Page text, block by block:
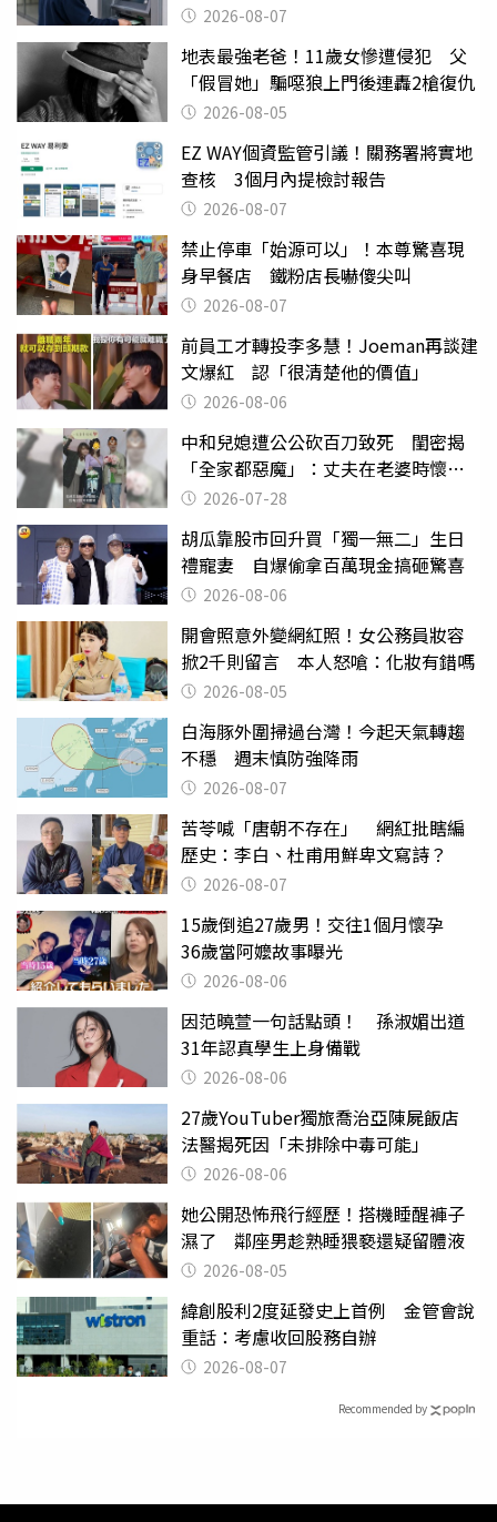
2026-08-07
地表最強老爸！11歲女慘遭侵犯 父
「假冒她」騙噁狼上門後連轟2槍復仇
2026-08-05
EZ WAY個資監管引議！關務署將實地
查核 3個月內提檢討報告
2026-08-07
禁止停車「始源可以」！本尊驚喜現
身早餐店 鐵粉店長嚇傻尖叫
2026-08-07
前員工才轉投李多慧！Joeman再談建
文爆紅 認「很清楚他的價值」
2026-08-06
中和兒媳遭公公砍百刀致死 閨密揭
「全家都惡魔」：丈夫在老婆時懷孕
摔東西
2026-07-28
胡瓜靠股市回升買「獨一無二」生日
禮寵妻 自爆偷拿百萬現金搞砸驚喜
2026-08-06
開會照意外變網紅照！女公務員妝容
掀2千則留言 本人怒嗆：化妝有錯嗎
2026-08-05
白海豚外圍掃過台灣！今起天氣轉趨
不穩 週末慎防強降雨
2026-08-07
苦苓喊「唐朝不存在」 網紅批瞎編
歷史：李白、杜甫用鮮卑文寫詩？
2026-08-07
15歲倒追27歲男！交往1個月懷孕
36歲當阿嬤故事曝光
2026-08-06
因范曉萱一句話點頭！ 孫淑媚出道
31年認真學生上身備戰
2026-08-06
27歲YouTuber獨旅喬治亞陳屍飯店
法醫揭死因「未排除中毒可能」
2026-08-06
她公開恐怖飛行經歷！搭機睡醒褲子
濕了 鄰座男趁熟睡猥褻還疑留體液
2026-08-05
緯創股利2度延發史上首例 金管會說
重話：考慮收回股務自辦
2026-08-07
Recommended by